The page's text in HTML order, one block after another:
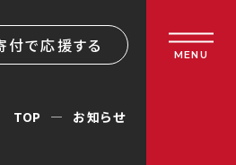
付で応援する MENU
TOP お知らせ